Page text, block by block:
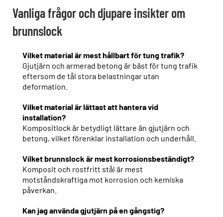
Vanliga frågor och djupare insikter om
brunnslock
Vilket material är mest hållbart för tung trafik?
Gjutjärn och armerad betong är bäst för tung trafik
eftersom de tål stora belastningar utan
deformation.
Vilket material är lättast att hantera vid
installation?
Kompositlock är betydligt lättare än gjutjärn och
betong, vilket förenklar installation och underhåll.
Vilket brunnslock är mest korrosionsbeständigt?
Komposit och rostfritt stål är mest
motståndskraftiga mot korrosion och kemiska
påverkan.
Kan jag använda gjutjärn på en gångstig?